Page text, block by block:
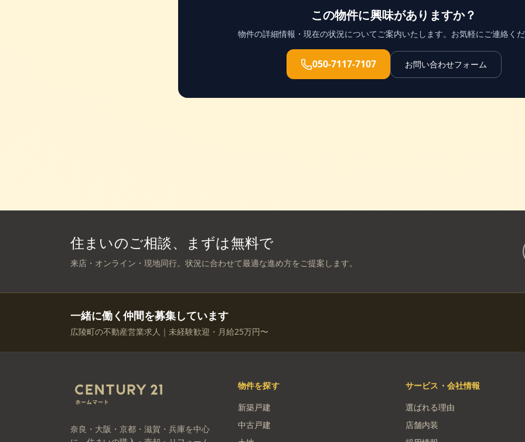
この物件に興味がありますか？
物件の詳細情報・現在の状況についてご案内いたします。お気軽にご連絡く
050-7117-7107 お問い合わせフォーム
住まいのご相談、まずは無料で
来店・オンライン・現地同行。状況に合わせて最適な進め方をご提案します。
一緒に働く仲間を募集しています
広陵町の不動産営業求人｜未経験歓迎・月給25万円〜
奈良・大阪・京都・滋賀・兵庫を中心
物件を探す
新築戸建
中古戸建
サービス・会社情報
選ばれる理由
店舗内装